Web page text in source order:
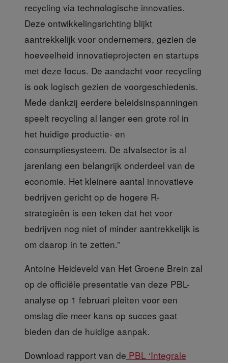
recycling via technologische innovaties.
Deze ontwikkelingsrichting blijkt
aantrekkelijk voor ondernemers, gezien de
hoeveelheid innovatieprojecten en startups
met deze focus. De aandacht voor recycling
is ook logisch gezien de voorgeschiedenis.
Mede dankzij eerdere beleidsinspanningen
speelt recycling al langer een grote rol in
het huidige productie- en
consumptiesysteem. De afvalsector is al
jarenlang een belangrijk onderdeel van de
economie. Het kleinere aantal innovatieve
bedrijven gericht op de hogere R-
strategieën is een teken dat het voor
bedrijven nog niet of minder aantrekkelijk is
om daarop in te zetten.”
Antoine Heideveld van Het Groene Brein zal
op de officiële presentatie van deze PBL-
analyse op 1 februari pleiten voor een
omslag die meer kans op succes gaat
bieden dan de huidige aanpak.
Download rapport van de PBL ‘Integrale